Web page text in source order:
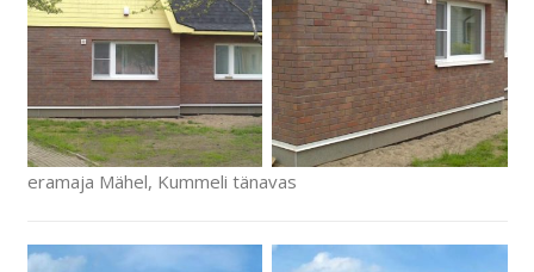
eramaja Mähel, Kummeli tänavas